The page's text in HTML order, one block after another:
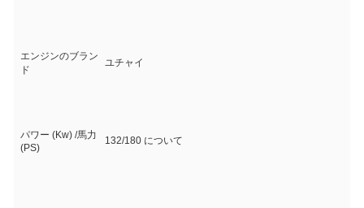
エンジンのブラン
ド
ユチャイ
パワー (Kw) /馬力
(PS)
132/180 について